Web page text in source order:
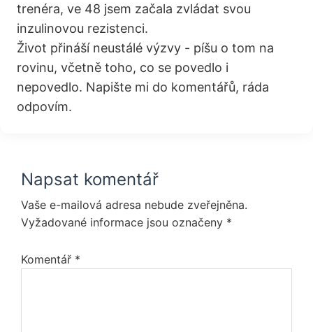
trenéra, ve 48 jsem začala zvládat svou
inzulinovou rezistenci.
Život přináší neustálé výzvy - píšu o tom na
rovinu, včetně toho, co se povedlo i
nepovedlo. Napište mi do komentářů, ráda
odpovím.
Interactions
Napsat komentář
Vaše e-mailová adresa nebude zveřejněna.
Vyžadované informace jsou označeny *
Komentář *